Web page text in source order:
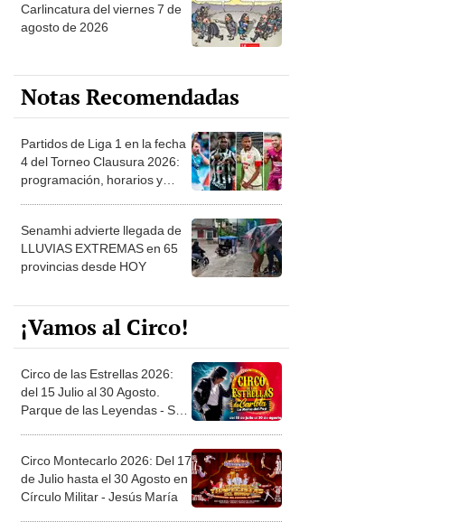
Carlincatura del viernes 7 de
agosto de 2026
Notas Recomendadas
Partidos de Liga 1 en la fecha
4 del Torneo Clausura 2026:
programación, horarios y
Senamhi advierte llegada de
LLUVIAS EXTREMAS en 65
provincias desde HOY
¡Vamos al Circo!
Circo de las Estrellas 2026:
del 15 Julio al 30 Agosto.
Parque de las Leyendas - San
Circo Montecarlo 2026: Del 17
de Julio hasta el 30 Agosto en
Círculo Militar - Jesús María